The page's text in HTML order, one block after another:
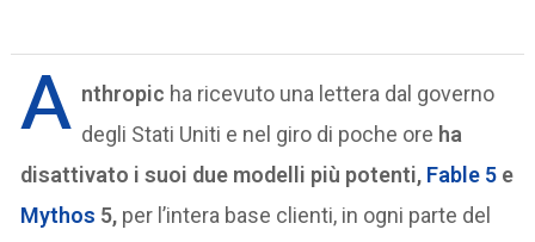
A nthropic ha ricevuto una lettera dal governo
degli Stati Uniti e nel giro di poche ore ha
disattivato i suoi due modelli più potenti, Fable 5 e
Mythos 5, per l’intera base clienti, in ogni parte del